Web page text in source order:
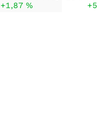
+1,87 %